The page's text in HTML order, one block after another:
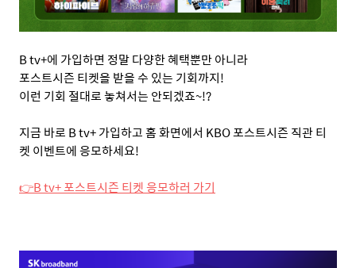
B tv+에 가입하면 정말 다양한 혜택뿐만 아니라
포스트시즌 티켓을 받을 수 있는 기회까지!
이런 기회 절대로 놓쳐서는 안되겠죠~!?
지금 바로 B tv+가입하고 홈 화면에서 KBO포스트시즌 직관 티
켓 이벤트에 응모하세요!
👉B tv+포스트시즌 티켓 응모하러 가기